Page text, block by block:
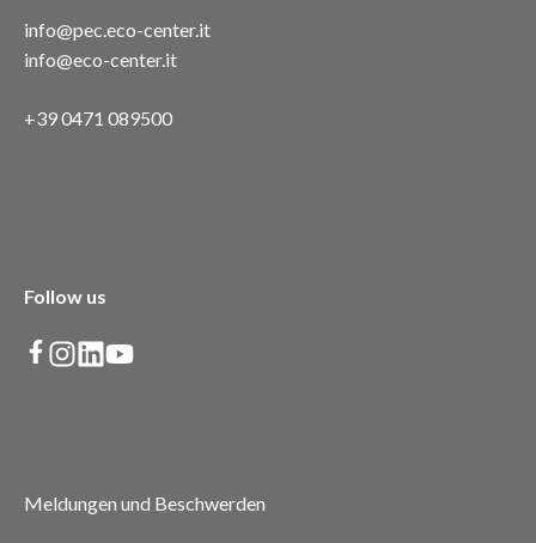
info@pec.eco-center.it
info@eco-center.it
+39 0471 089500
Follow us
Meldungen und Beschwerden